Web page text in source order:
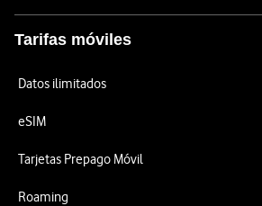
Tarifas móviles
Datos ilimitados
eSIM
Tarjetas Prepago Móvil
Roaming